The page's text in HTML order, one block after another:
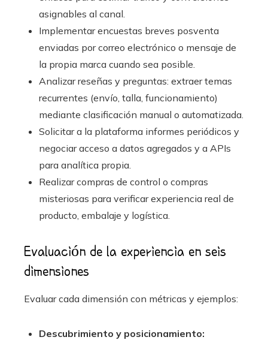
asignables al canal.
Implementar encuestas breves posventa
enviadas por correo electrónico o mensaje de
la propia marca cuando sea posible.
Analizar reseñas y preguntas: extraer temas
recurrentes (envío, talla, funcionamiento)
mediante clasificación manual o automatizada.
Solicitar a la plataforma informes periódicos y
negociar acceso a datos agregados y a APIs
para analítica propia.
Realizar compras de control o compras
misteriosas para verificar experiencia real de
producto, embalaje y logística.
Evaluación de la experiencia en seis
dimensiones
Evaluar cada dimensión con métricas y ejemplos:
Descubrimiento y posicionamiento: